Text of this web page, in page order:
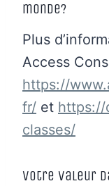
monde?
Plus
Access
https://
fr/ et https://
classes/
Votre valeur